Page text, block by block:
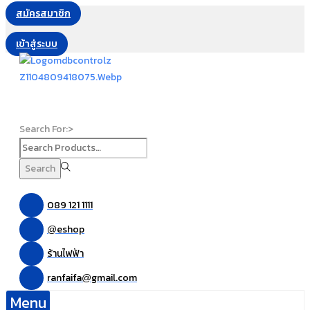
สมัครสมาชิก
เข้าสู่ระบบ
Search For:>
Search
089 121 1111
@eshop
ร้านไฟฟ้า
ranfaifa@gmail.com
Menu